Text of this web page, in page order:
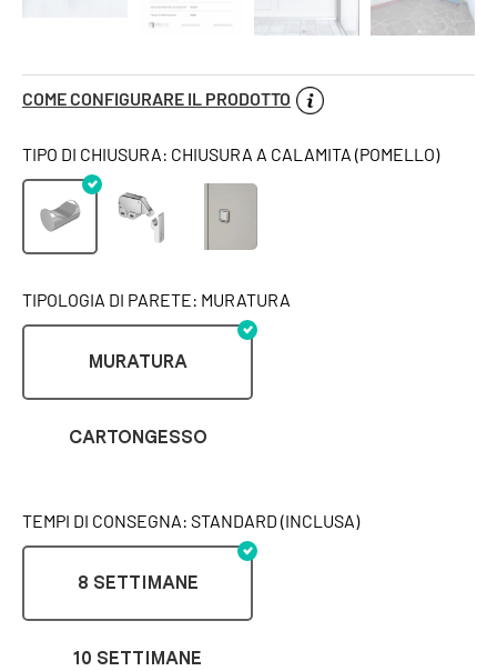
COME CONFIGURARE IL PRODOTTO
TIPO DI CHIUSURA: CHIUSURA A CALAMITA (POMELLO)
TIPOLOGIA DI PARETE: MURATURA
MURATURA
CARTONGESSO
TEMPI DI CONSEGNA: STANDARD (INCLUSA)
8 SETTIMANE
10 SETTIMANE